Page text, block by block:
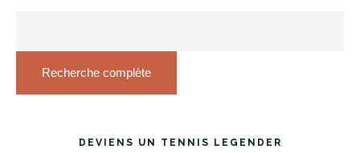
Recherche complète
DEVIENS UN TENNIS LEGENDER